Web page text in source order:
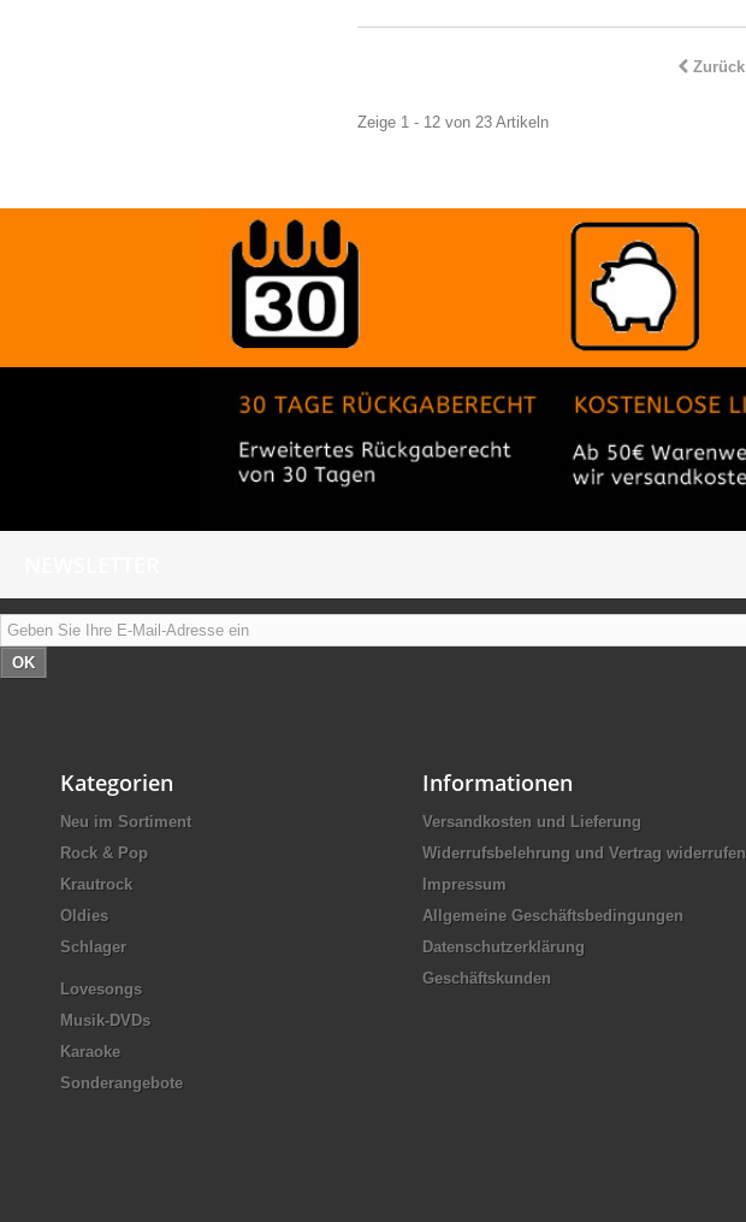
Zurück
Zeige 1 - 12 von 23 Artikeln
OK
Kategorien
Neu im Sortiment
Rock & Pop
Krautrock
Oldies
Schlager
Lovesongs
Musik-DVDs
Karaoke
Sonderangebote
Informationen
Versandkosten und Lieferung
Widerrufsbelehrung und Vertrag widerrufen
Impressum
Allgemeine Geschäftsbedingungen
Datenschutzerklärung
Geschäftskunden